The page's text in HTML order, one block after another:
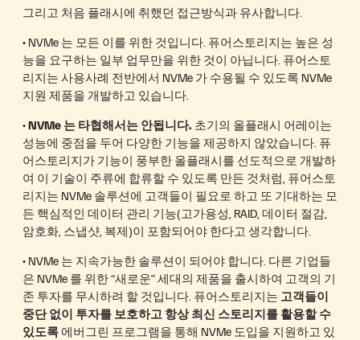
그리고 처음 플래시에 취했던 접근방식과 유사합니다.
• NVMe 는 모든 이를 위한 것입니다. 퓨어스토리지는 높은 성
능을 요구하는 일부 업무만을 위한 것이 아닙니다. 퓨어스토
리지는 사용사례 전반에서 NVMe 가 수용될 수 있도록 NVMe
지원 제품을 개발하고 있습니다.
•NVMe 는 타협해서는 안됩니다. 초기의 올플래시 어레이는
성능에 중점을 두어 다양한 기능을 제공하지 않았습니다. 퓨
어스토리지가 기능이 풍부한 올플래시를 선도적으로 개발하
여 이 기술이 주류에 합류할 수 있도록 만든 것처럼, 퓨어스토
리지는 NVMe 솔루션에 고객들이 필요로 하고 또 기대하는 모
든 핵심적인 데이터 관리 기능(고가용성, RAID, 데이터 절감,
암호화, 스냅샷, 복제)이 포함되어야 한다고 생각합니다.
• NVMe 는 지속가능한 솔루션이 되어야 합니다. 다른 기업들
은 NVMe 를 위한 “새로운” 세대의 제품을 출시하여 고객의 기
존 투자를 무시하려 할 것입니다. 퓨어스토리지는 고객들이
중단 없이 투자를 보호하고 항상 최신 스토리지를 활용할 수
있도록 에버그린 프로그램을 통해 NVMe 도입을 지원하고 있